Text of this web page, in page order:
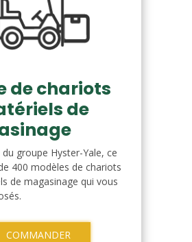
de chariots
de
groupe Hyster-Yale, ce
400 modèles de chariots
de magasinage qui vous
COMMANDER